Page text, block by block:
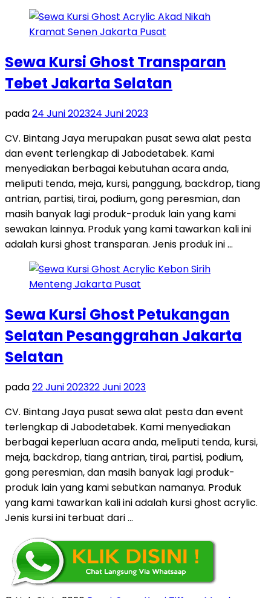
Sewa Kursi Ghost Transparan
Tebet Jakarta Selatan
pada24 Juni 202324 Juni 2023
CV. Bintang Jaya merupakan pusat sewa alat pesta
dan event terlengkap di Jabodetabek. Kami
menyediakan berbagai kebutuhan acara anda,
meliputi tenda, meja, kursi, panggung, backdrop, tiang
antrian, partisi, tirai, podium, gong peresmian, dan
masih banyak lagi produk-produk lain yang kami
sewakan lainnya. Produk yang kami tawarkan kali ini
adalah kursi ghost transparan. Jenis produk ini …
Sewa Kursi Ghost Petukangan
Selatan Pesanggrahan Jakarta
Selatan
pada22 Juni 202322 Juni 2023
CV. Bintang Jaya pusat sewa alat pesta dan event
terlengkap di Jabodetabek. Kami menyediakan
berbagai keperluan acara anda, meliputi tenda, kursi,
meja, backdrop, tiang antrian, tirai, partisi, podium,
gong peresmian, dan masih banyak lagi produk-
produk lain yang kami sebutkan namanya. Produk
yang kami tawarkan kali ini adalah kursi ghost acrylic.
Jenis kursi ini terbuat dari …